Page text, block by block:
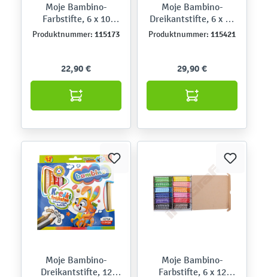
Moje Bambino-
Farbstifte, 6 x 10
Farben
Produktnummer: 115173
22,90 €
Moje Bambino-
Dreikantstifte, 6 x 10
Farben – Box-Set
Produktnummer: 115421
29,90 €
Moje Bambino-
Dreikantstifte, 12
Moje Bambino-
Farbstifte, 6 x 12